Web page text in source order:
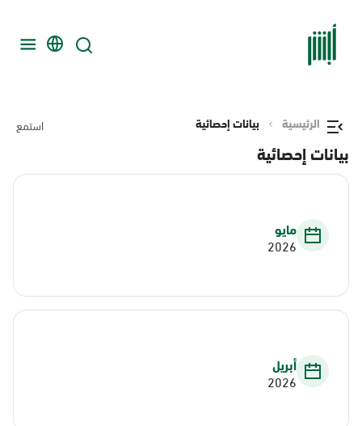
الرئيسية بيانات إحصائية استمع
بيانات إحصائية
مايو
2026
أبريل
2026